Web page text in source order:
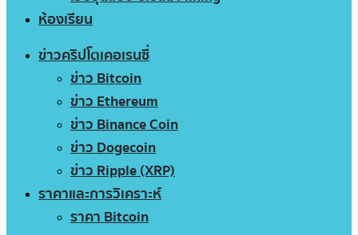
ห้องเรียน
ข่าวคริปโตเคอเรนซี่
ข่าว Bitcoin
ข่าว Ethereum
ข่าว Binance Coin
ข่าว Dogecoin
ข่าว Ripple (XRP)
ราคาและการวิเคราะห์
ราคา Bitcoin